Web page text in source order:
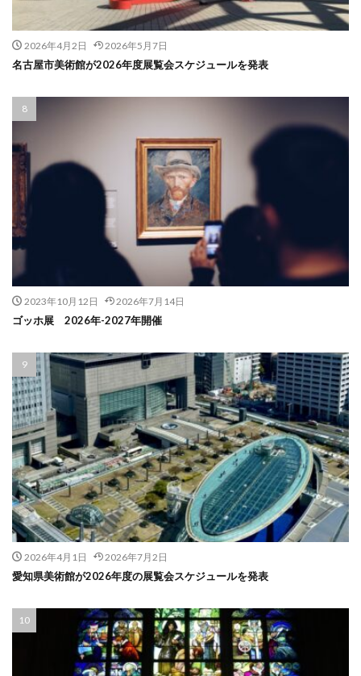
2026年4月2日 2026年5月7日
名古屋市美術館が2026年度展覧会スケジュールを発表
2023年10月12日 2026年7月14日
ゴッホ展 2026年-2027年開催
2026年4月1日 2026年7月2日
愛知県美術館が2026年度の展覧会スケジュールを発表